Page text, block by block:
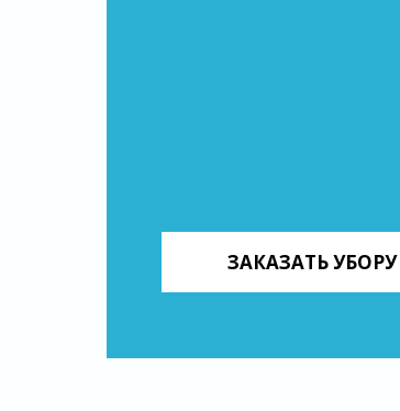
ЗАКАЗАТЬ